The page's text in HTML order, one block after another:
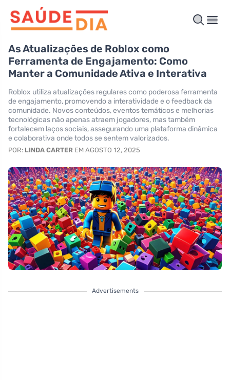
As Atualizações de Roblox como
Ferramenta de Engajamento: Como
Manter a Comunidade Ativa e Interativa
Roblox utiliza atualizações regulares como poderosa ferramenta
de engajamento, promovendo a interatividade e o feedback da
comunidade. Novos conteúdos, eventos temáticos e melhorias
tecnológicas não apenas atraem jogadores, mas também
fortalecem laços sociais, assegurando uma plataforma dinâmica
e colaborativa onde todos se sentem valorizados.
POR: LINDA CARTER EM AGOSTO 12, 2025
Advertisements